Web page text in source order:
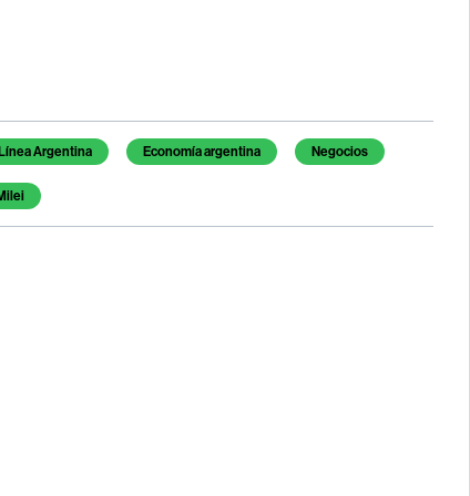
Argentina Economía argentina Negocios